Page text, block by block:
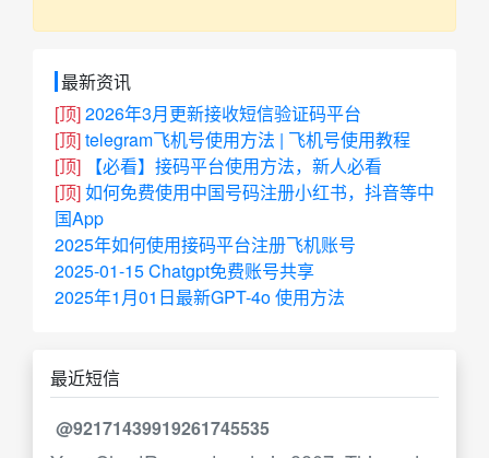
最新资讯
[顶]2026年3月更新接收短信验证码平台
[顶]telegram飞机号使用方法 | 飞机号使用教程
[顶]
【必看】接码平台使用方法，新人必看
[顶]如何免费使用中国号码注册小红书，抖音等中
国App
2025年如何使用接码平台注册飞机账号
2025-01-15 Chatgpt免费账号共享
2025年1月01日最新GPT-4o 使用方法
最近短信
@92171439919261745535